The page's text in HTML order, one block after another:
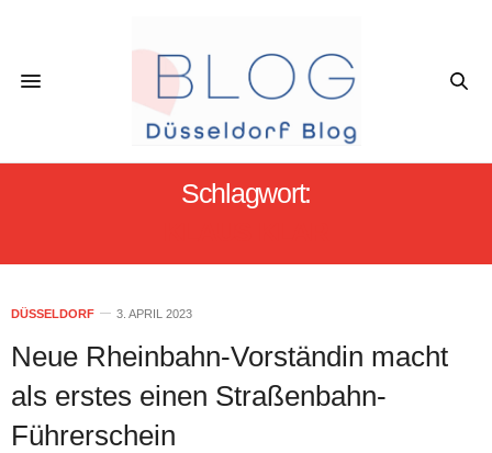
Schlagwort:
DÜSSELDORF 3. APRIL 2023
Neue Rheinbahn-Vorständin macht
als erstes einen Straßenbahn-
Führerschein